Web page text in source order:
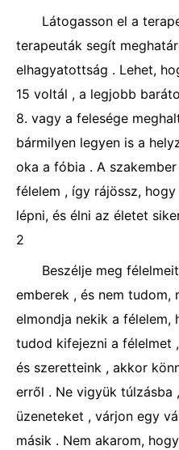
Látogasson el a
terapeuták segít
elhagyatottság . Lehet,
15 voltál , a legjobb
8. vagy a felesége
bármilyen legyen is a
oka a fóbia . A
félelem , így rájössz,
lépni, és élni az életet
2
Beszélje meg
emberek , és nem
elmondja nekik a félelem,
tudod kifejezni a félelmet
és szeretteink , akkor
erről . Ne vigyük túlzásba
üzeneteket , várjon egy
másik . Nem akarom,